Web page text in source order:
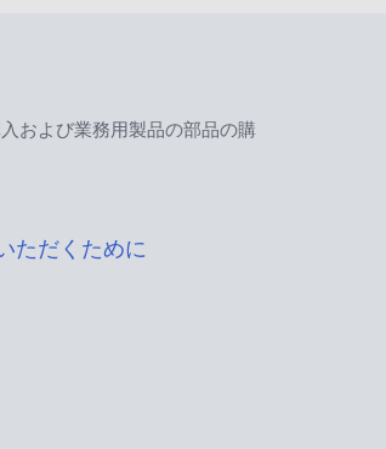
および業務用製品の部品の購
ただくために